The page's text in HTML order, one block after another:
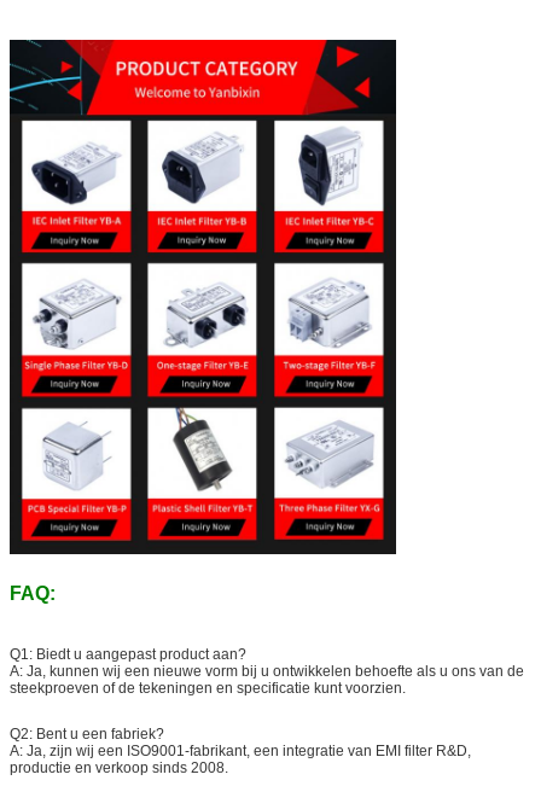
FAQ:
Q1: Biedt u aangepast product aan?
A: Ja, kunnen wij een nieuwe vorm bij u ontwikkelen behoefte als u ons van de
steekproeven of de tekeningen en specificatie kunt voorzien.
Q2: Bent u een fabriek?
A: Ja, zijn wij een ISO9001-fabrikant, een integratie van EMI filter R&D,
productie en verkoop sinds 2008.